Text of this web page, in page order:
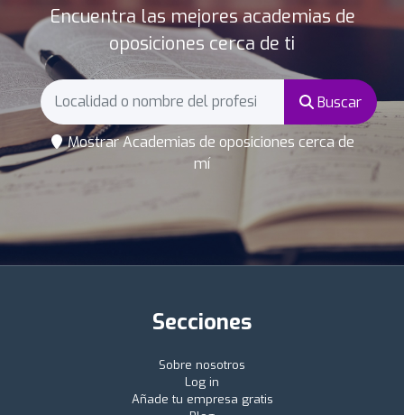
Encuentra las mejores academias de
oposiciones cerca de ti
Buscar
Mostrar Academias de oposiciones cerca de
mí
Secciones
Sobre nosotros
Log in
Añade tu empresa gratis